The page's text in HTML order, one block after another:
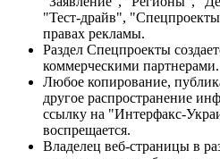
"Тест-драйв",
правах рекламы.
Раздел Спецпроекты
коммерческими партнерами.
Любое копирование,
другое распространение
ссылку на "Интерфакс-
воспрещается.
Владелец веб-страницы в